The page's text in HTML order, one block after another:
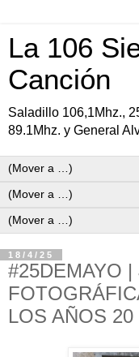
La 106
Canción
Saladillo 106,1Mhz.,
89.1Mhz. y General
18/4/25
#25DEMAYO |
LOS AÑOS